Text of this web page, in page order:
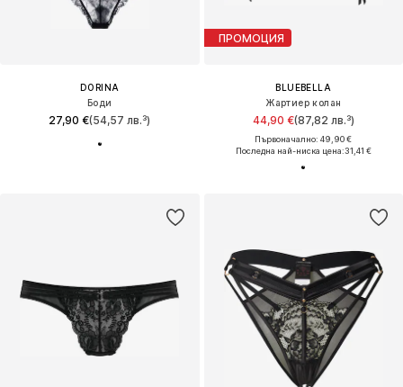
DORINA
Боди
27,90 €(54,57 лв.³)
ПРОМОЦИЯ
BLUEBELLA
Жартиер колан
44,90 €(87,82 лв.³)
Първоначално: 49,90 €
Последна най-ниска цена:31,41 €